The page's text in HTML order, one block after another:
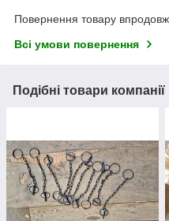
Повернення товару
Всі умови повернення
Подібні товари компанії